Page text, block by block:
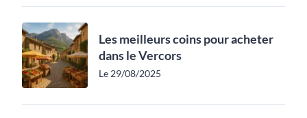
Les meilleurs coins pour acheter
dans le Vercors
Le 29/08/2025